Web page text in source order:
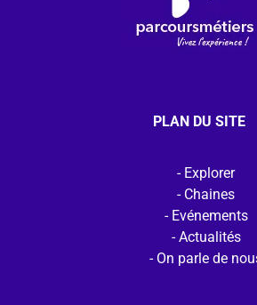
PLAN DU SITE
Explorer
Chaines
Evénements
Actualités
On parle de